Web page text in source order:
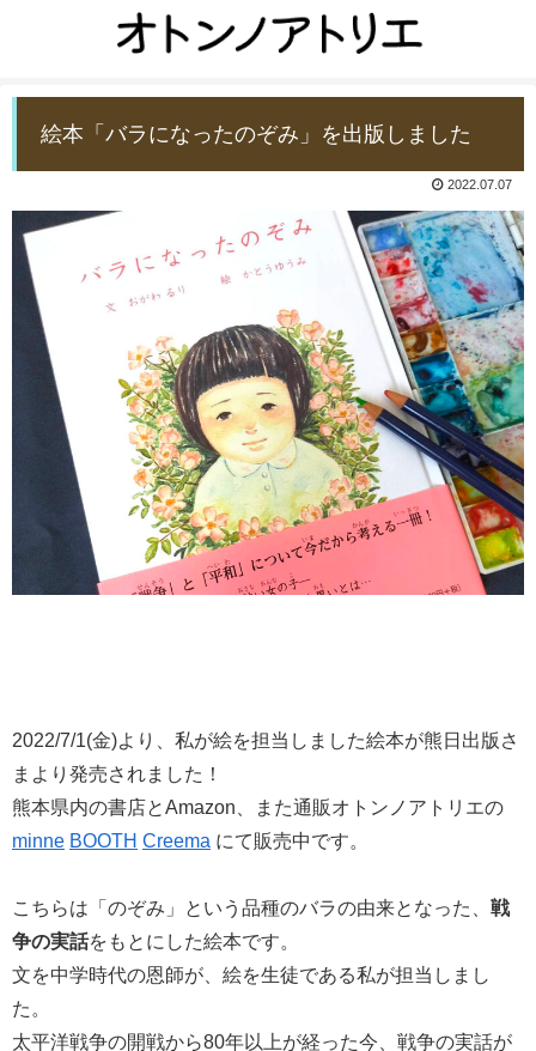
絵本「バラになったのぞみ」を出版しました
2022.07.07
2022/7/1(金)より、私が絵を担当しました絵本が熊日出版さ
まより発売されました！
熊本県内の書店とAmazon、また通販オトンノアトリエの
minne BOOTH Creema にて販売中です。
こちらは「のぞみ」という品種のバラの由来となった、 戦
争の実話をもとにした絵本です。
文を中学時代の恩師が、絵を生徒である私が担当しまし
た。
太平洋戦争の開戦から80年以上が経った今、戦争の実話が